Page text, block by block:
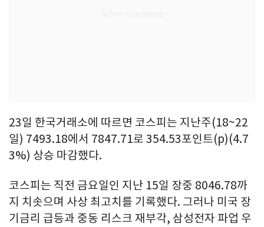
23일 한국거래소에 따르면 코스피는 지난주(18~22
일) 7493.18에서 7847.71로 354.53포인트(p)(4.7
3%) 상승 마감했다.
코스피는 직전 금요일인 지난 15일 장중 8046.78까
지 치솟으며 사상 최고치를 기록했다. 그러나 미국 장
기금리 급등과 중동 리스크 재부각, 삼성전자 파업 우